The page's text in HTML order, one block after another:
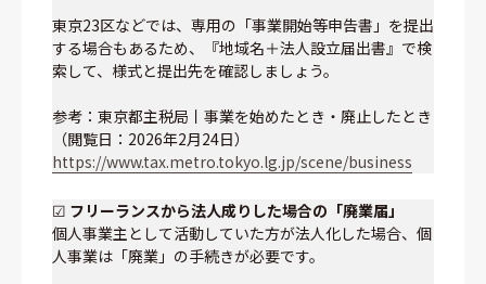
東京23区などでは、専用の「事業開始等申告書」を提出
する場合もあるため、『地域名＋法人設立届出書』で検
索して、様式と提出先を確認しましょう。
参考：東京都主税局丨事業を始めたとき・廃止したとき
（閲覧日：2026年2月24日）
https://www.tax.metro.tokyo.lg.jp/scene/business
☑ フリーランスから法人成りした場合の「廃業届」
個人事業主として活動していた方が法人化した場合、個
人事業は「廃業」の手続きが必要です。